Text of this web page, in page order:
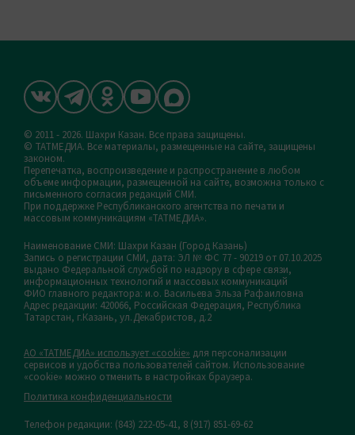
© 2011 - 2026. Шахри Казан. Все права защищены.
© ТАТМЕДИА. Все материалы, размещенные на сайте, защищены
законом.
Перепечатка, воспроизведение и распространение в любом
объеме информации, размещенной на сайте, возможна только с
письменного согласия редакций СМИ.
При поддержке Республиканского агентства по печати и
массовым коммуникациям «ТАТМЕДИА».
Наименование СМИ: Шахри Казан (Город Казань)
Запись о регистрации СМИ, дата: ЭЛ № ФС 77 - 90219 от 07.10.2025
выдано Федеральной службой по надзору в сфере связи,
информационных технологий и массовых коммуникаций
ФИО главного редактора: и.о. Васильева Эльза Рафаиловна
Адрес редакции: 420066, Российская Федерация, Республика
Татарстан, г.Казань, ул.Декабристов, д.2
АО «ТАТМЕДИА» использует «cookie» для персонализации
сервисов и удобства пользователей сайтом. Использование
«cookie» можно отменить в настройках браузера.
Политика конфиденциальности
Телефон редакции: (843) 222-05-41, 8 (917) 851-69-62